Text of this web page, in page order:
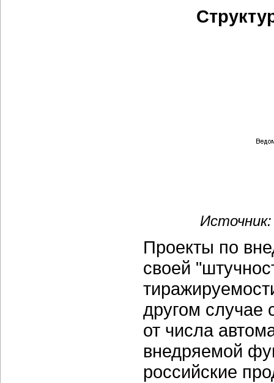
Проекты по
своей
другом случае
от числа
внедряемой
российские